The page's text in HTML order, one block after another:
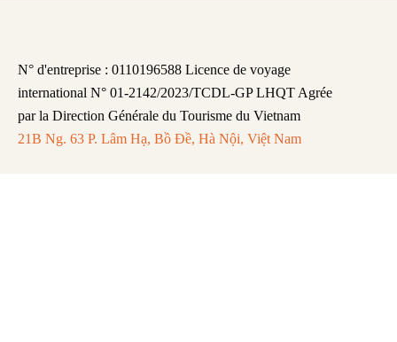
N° d'entreprise : 0110196588 Licence de voyage
international N° 01-2142/2023/TCDL-GP LHQT Agrée
par la Direction Générale du Tourisme du Vietnam
21B Ng. 63 P. Lâm Hạ, Bồ Đề, Hà Nội, Việt Nam